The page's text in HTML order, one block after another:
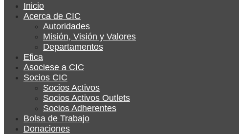
Inicio
Acerca de CIC
Autoridades
Misión, Visión y Valores
Departamentos
Efica
Asociese a CIC
Socios CIC
Socios Activos
Socios Activos Outlets
Socios Adherentes
Bolsa de Trabajo
Donaciones